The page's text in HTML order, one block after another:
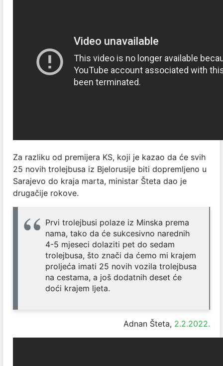
Za razliku od premijera KS, koji je kazao da će svih
25 novih trolejbusa iz Bjelorusije biti dopremljeno u
Sarajevo do kraja marta, ministar Šteta dao je
drugačije rokove.
Prvi trolejbusi polaze iz Minska prema
nama, tako da će sukcesivno narednih
4-5 mjeseci dolaziti pet do sedam
trolejbusa, što znači da ćemo mi krajem
proljeća imati 25 novih vozila trolejbusa
na cestama, a još dodatnih deset će
doći krajem ljeta.
Adnan Šteta, 2.2.2022.